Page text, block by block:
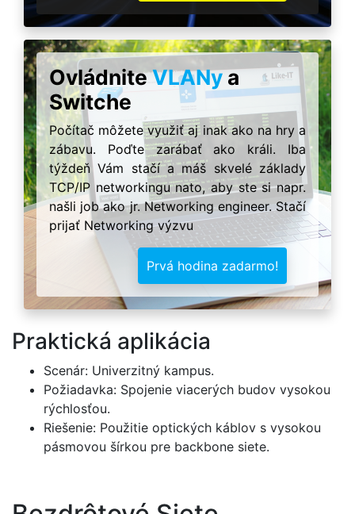
OvládniteVLANya
Switche
Počítač môžete využiť aj inak ako na hry a
zábavu. Poďte zarábať ako králi. Iba
týždeň Vám stačí a máš skvelé základy
TCP/IP networkingu nato, aby ste si napr.
našli job ako jr. Networking engineer. Stačí
prijať Networking výzvu
Prvá hodina zadarmo!
Praktická aplikácia
Scenár: Univerzitný kampus.
Požiadavka: Spojenie viacerých budov vysokou
rýchlosťou.
Riešenie: Použitie optických káblov s vysokou
pásmovou šírkou pre backbone siete.